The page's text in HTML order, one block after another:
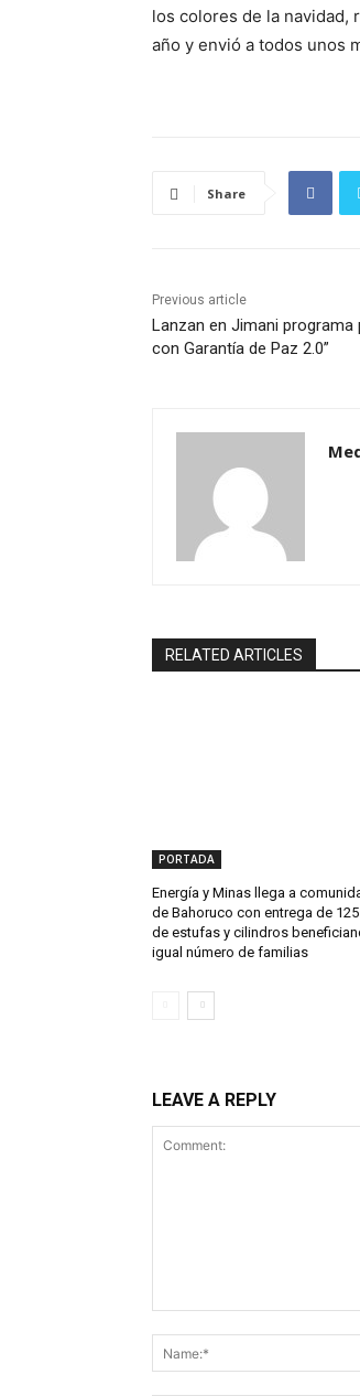
los colores de la navidad,
año y envió a todos unos
Share
Previous article
Lanzan en Jimani programa
con Garantía de Paz 2.0”
RELATED ARTICLES
PORTADA
Energía y Minas llega a
de Bahoruco con entrega de
de estufas y cilindros
igual número de familias
LEAVE A REPLY